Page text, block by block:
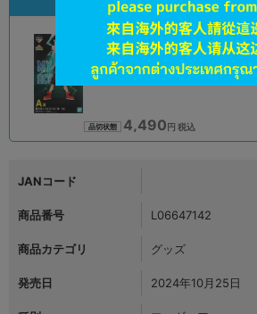
状態 :A
オンライン
品切状態 4,490 円 税込
JANコード
商品番号 L06647142
商品カテゴリ グッズ
発売日 2024年10月25日